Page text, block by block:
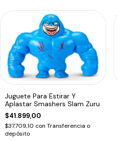
Juguete Para Estirar Y
Aplastar Smashers Slam Zuru
$41.899,00
$37.709,10 con Transferencia o
depósito